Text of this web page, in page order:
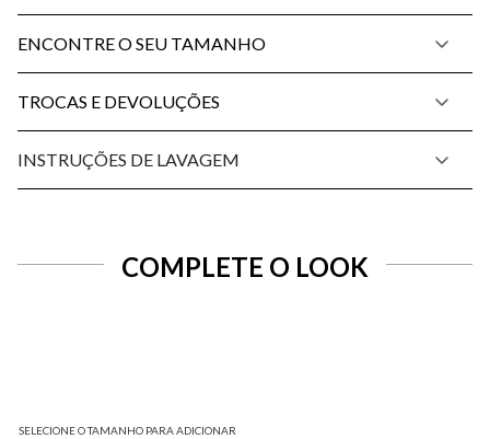
ENCONTRE O SEU TAMANHO
TROCAS E DEVOLUÇÕES
INSTRUÇÕES DE LAVAGEM
COMPLETE O LOOK
SELECIONE O TAMANHO PARA ADICIONAR